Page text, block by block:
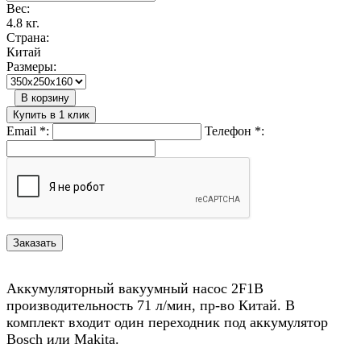
Вес:
4.8 кг.
Страна:
Китай
Размеры:
В корзину
Купить в 1 клик
Email *: Телефон *:
Аккумуляторный вакуумный насос 2F1B
производительность 71 л/мин, пр-во Китай. В
комплект входит один переходник под аккумулятор
Bosch или Makita.